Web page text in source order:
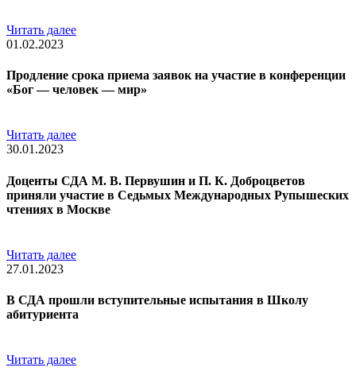
Читать далее
01.02.2023
Продление срока приема заявок на участие в конференции
«Бог — человек — мир»
Читать далее
30.01.2023
Доценты СДА М. В. Первушин и П. К. Доброцветов
приняли участие в Седьмых Международных Рупышеских
чтениях в Москве
Читать далее
27.01.2023
В СДА прошли вступительные испытания в Школу
абитуриента
Читать далее